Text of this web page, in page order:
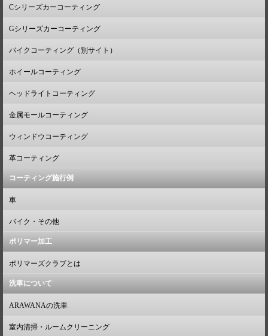
Cシリーズカーコーティング
Gシリーズカーコーティング
バイクコーティング（別サイト）
ホイールコーティング
ヘッドライトコーティング
金属モールコーティング
ウィンドウコーティング
革コーティング
コーティング施行例
車
バイク・その他
ポリマー加工
ポリマーズクラブとは
洗車について
ARAWANAの洗車
室内清掃・ルームクリーニング